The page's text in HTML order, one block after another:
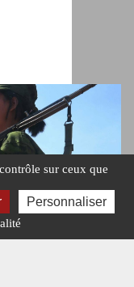
sur ceux que
Personnaliser